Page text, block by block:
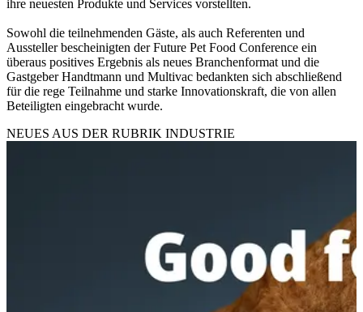
ihre neuesten Produkte und Services vorstellten.
Sowohl die teilnehmenden Gäste, als auch Referenten und
Aussteller bescheinigten der Future Pet Food Conference ein
überaus positives Ergebnis als neues Branchenformat und die
Gastgeber Handtmann und Multivac bedankten sich abschließend
für die rege Teilnahme und starke Innovationskraft, die von allen
Beteiligten eingebracht wurde.
NEUES AUS DER RUBRIK INDUSTRIE